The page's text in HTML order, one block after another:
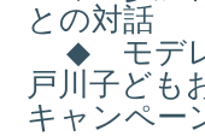
との対話
◆ モデレ
戸川子ども
キャンペー